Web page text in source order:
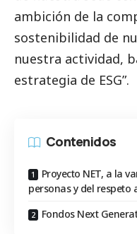
ambición de la
sostenibilidad de
nuestra actividad,
estrategia de ESG”.
Contenidos
Proyecto NET, a la
personas y del respeto
Fondos Next